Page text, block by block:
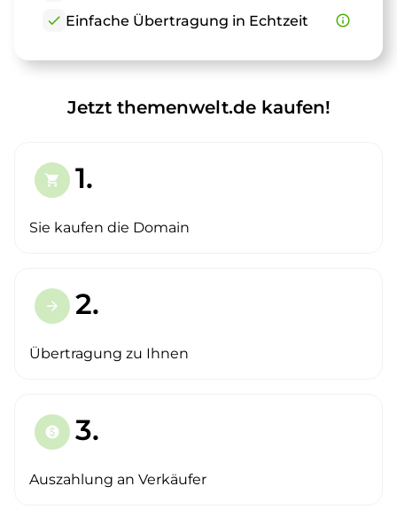
check Einfache Übertragung in Echtzeit info_outline
Jetzt themenwelt.de kaufen!
shopping_cart 1.
Sie kaufen die Domain
arrow_forward 2.
Übertragung zu Ihnen
paid 3.
Auszahlung an Verkäufer